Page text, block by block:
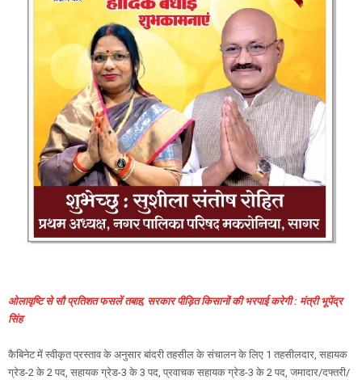
ओलावृष्टि से सौ प्रतिशत फसलें तबाह, सरकार पीड़ित किसानों की भरपाई करेगी : मंत्री भूपेंद्र
सिंह
कैबिनेट में स्वीकृत प्रस्ताव के अनुसार बांदरी तहसील के संचालन के लिए 1 तहसीलदार, सहायक
ग्रेड-2 के 2 पद, सहायक ग्रेड-3 के 3 पद, प्रवाचक सहायक ग्रेड-3 के 2 पद, जमादार/दफ्तरी/